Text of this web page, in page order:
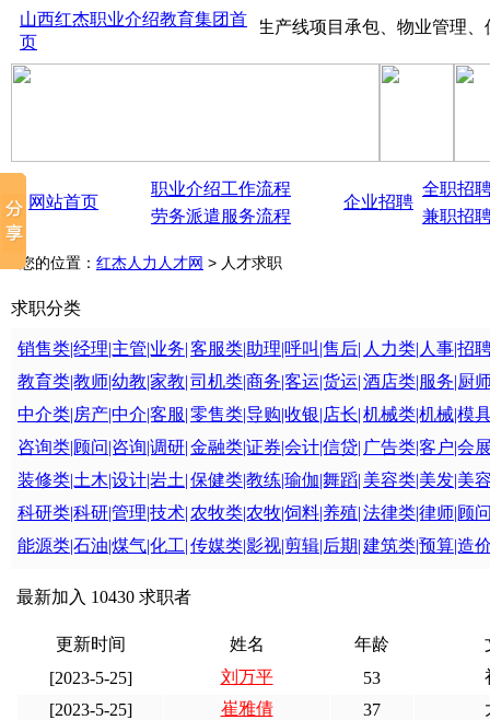
山西红杰职业介绍教育集团首
页
劳务派遣、劳务外包、大中型生产线项目承包、物业管理、
网站首页
职业介绍工作流程
企业招聘
全职招
劳务派遣服务流程
兼职招
您的位置： 红杰人力人才网 > 人才求职
求职分类
销售类|经理|主管|业务|客服类|助理|呼叫|售后| 人力类|人事|招
教育类|教师|幼教|家教|司机类|商务|客运|货运|酒店类|服务|厨
中介类|房产|中介|客服|零售类|导购|收银|店长|机械类|机械|模
咨询类|顾问|咨询|调研|金融类|证券|会计|信贷| 广告类|客户|会
装修类|土木|设计|岩土|保健类|教练|瑜伽|舞蹈| 美容类|美发|美
科研类|科研|管理|技术|农牧类|农牧|饲料|养殖|法律类|律师|顾
能源类|石油|煤气|化工|传媒类|影视|剪辑|后期|建筑类|预算|造
最新加入 10430 求职者
更新时间 姓名 年龄
[2023-5-25]
刘万平 53
[2023-5-25]
崔雅倩 37